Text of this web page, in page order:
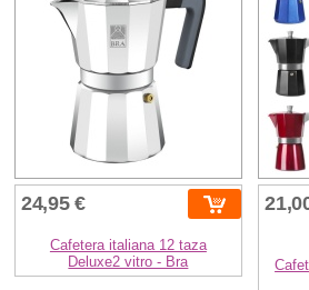
24,95 €
Cafetera italiana 12 taza
Deluxe2 vitro - Bra